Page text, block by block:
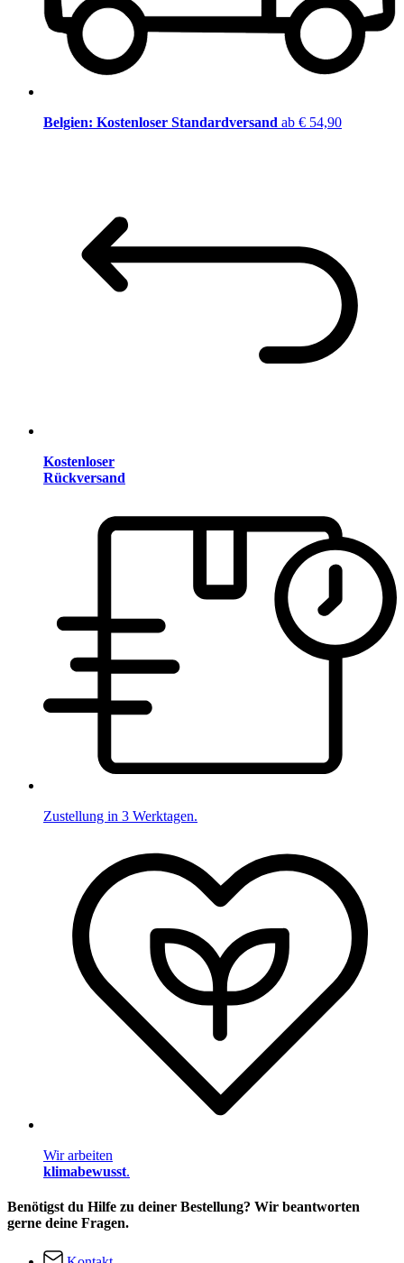
Belgien: Kostenloser Standardversand ab € 54,90
Kostenloser
Rückversand
Zustellung in 3 Werktagen.
Wir arbeiten
klimabewusst.
Benötigst du Hilfe zu deiner Bestellung? Wir beantworten
gerne deine Fragen.